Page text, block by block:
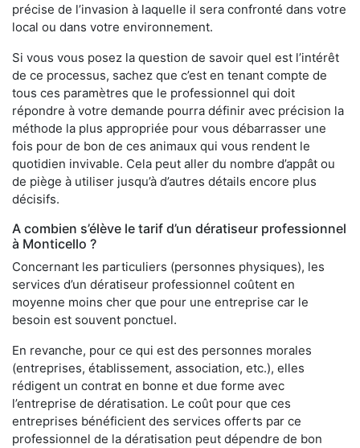
précise de l’invasion à laquelle il sera confronté dans votre
local ou dans votre environnement.
Si vous vous posez la question de savoir quel est l’intérêt
de ce processus, sachez que c’est en tenant compte de
tous ces paramètres que le professionnel qui doit
répondre à votre demande pourra définir avec précision la
méthode la plus appropriée pour vous débarrasser une
fois pour de bon de ces animaux qui vous rendent le
quotidien invivable. Cela peut aller du nombre d’appât ou
de piège à utiliser jusqu’à d’autres détails encore plus
décisifs.
A combien s’élève le tarif d’un dératiseur professionnel
à Monticello ?
Concernant les particuliers (personnes physiques), les
services d’un dératiseur professionnel coûtent en
moyenne moins cher que pour une entreprise car le
besoin est souvent ponctuel.
En revanche, pour ce qui est des personnes morales
(entreprises, établissement, association, etc.), elles
rédigent un contrat en bonne et due forme avec
l’entreprise de dératisation. Le coût pour que ces
entreprises bénéficient des services offerts par ce
professionnel de la dératisation peut dépendre de bon